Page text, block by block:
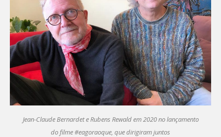
Jean-Claude Bernardet e Rubens Rewald em 2020 no lançamento
do filme #eagoraoque, que dirigiram juntos